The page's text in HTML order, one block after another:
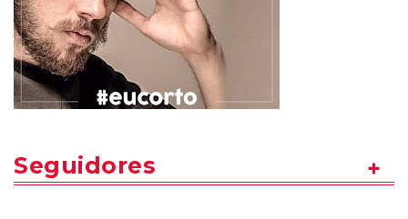
Seguidores